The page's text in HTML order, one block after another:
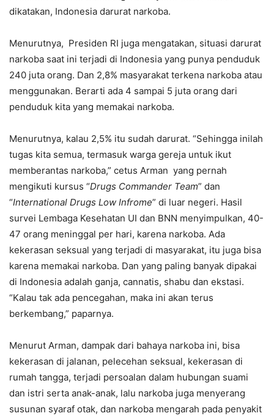
dikatakan, Indonesia darurat narkoba.
Menurutnya, Presiden RI juga mengatakan, situasi darurat
narkoba saat ini terjadi di Indonesia yang punya penduduk
240 juta orang. Dan 2,8% masyarakat terkena narkoba atau
menggunakan. Berarti ada 4 sampai 5 juta orang dari
penduduk kita yang memakai narkoba.
Menurutnya, kalau 2,5% itu sudah darurat. “Sehingga inilah
tugas kita semua, termasuk warga gereja untuk ikut
memberantas narkoba,” cetus Arman yang pernah
mengikuti kursus “Drugs Commander Team” dan
“International Drugs Low Infrome” di luar negeri. Hasil
survei Lembaga Kesehatan UI dan BNN menyimpulkan, 40-
47 orang meninggal per hari, karena narkoba. Ada
kekerasan seksual yang terjadi di masyarakat, itu juga bisa
karena memakai narkoba. Dan yang paling banyak dipakai
di Indonesia adalah ganja, cannatis, shabu dan ekstasi.
“Kalau tak ada pencegahan, maka ini akan terus
berkembang,” paparnya.
Menurut Arman, dampak dari bahaya narkoba ini, bisa
kekerasan di jalanan, pelecehan seksual, kekerasan di
rumah tangga, terjadi persoalan dalam hubungan suami
dan istri serta anak-anak, lalu narkoba juga menyerang
susunan syaraf otak, dan narkoba mengarah pada penyakit